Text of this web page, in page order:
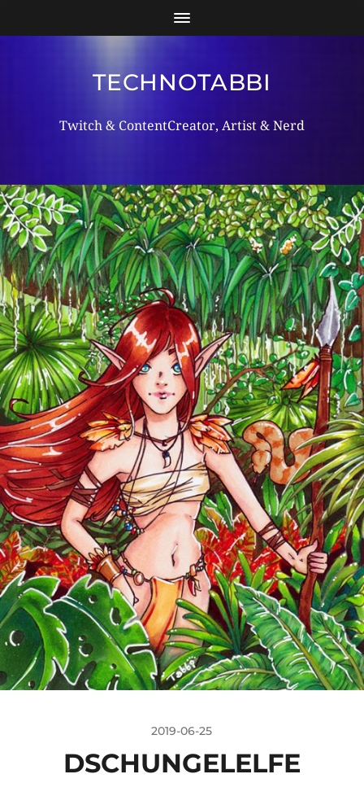
TECHNOTABBI
Twitch & ContentCreator, Artist & Nerd
2019-06-25
DSCHUNGELELFE